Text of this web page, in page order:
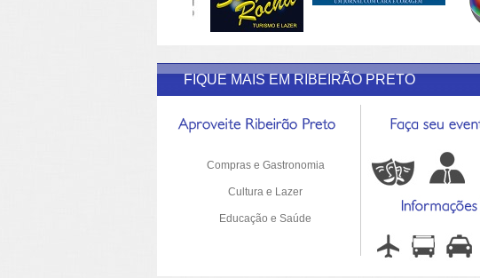
FIQUE MAIS EM RIBEIRÃO PRETO
Compras e Gastronomia
Cultura e Lazer
Educação e Saúde